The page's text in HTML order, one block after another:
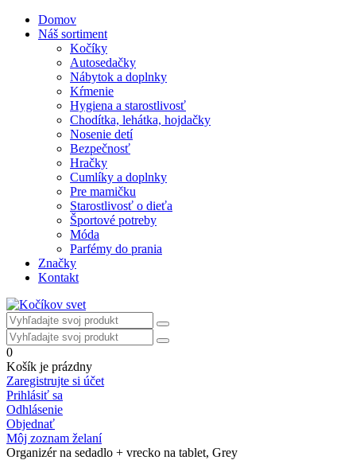
Domov
Náš sortiment
Kočíky
Autosedačky
Nábytok a doplnky
Kŕmenie
Hygiena a starostlivosť
Chodítka, lehátka, hojdačky
Nosenie detí
Bezpečnosť
Hračky
Cumlíky a doplnky
Pre mamičku
Starostlivosť o dieťa
Športové potreby
Móda
Parfémy do prania
Značky
Kontakt
0
Košík je prázdny
Zaregistrujte si účet
Prihlásiť sa
Odhlásenie
Objednať
Môj zoznam želaní
Organizér na sedadlo + vrecko na tablet, Grey